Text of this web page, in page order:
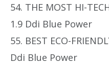
54. THE MOST HI-
1.9 Ddi Blue Power
55. BEST ECO-
Ddi Blue Power